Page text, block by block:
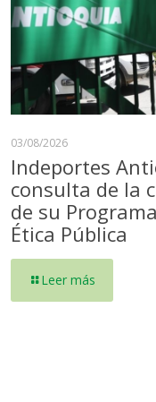
03/08/2026
Indeportes
consulta de la
de su
Ética Pública
Leer más